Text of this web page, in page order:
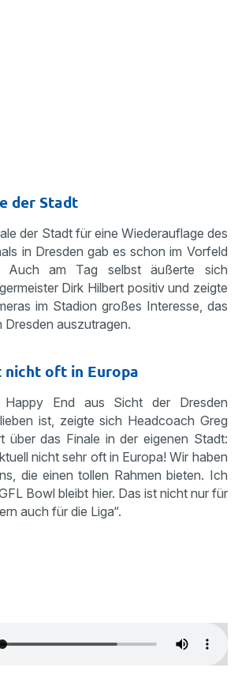
der Stadt
der Stadt für eine Wiederauflage des
in Dresden gab es schon im Vorfeld
Auch am Tag selbst äußerte sich
Dirk Hilbert positiv und zeigte
im Stadion großes Interesse, das
Dresden auszutragen.
nicht oft in Europa
End aus Sicht der Dresden
ist, zeigte sich Headcoach Greg
über das Finale in der eigenen Stadt:
nicht sehr oft in Europa! Wir haben
die einen tollen Rahmen bieten. Ich
Bowl bleibt hier. Das ist nicht nur für
auch für die Liga“.